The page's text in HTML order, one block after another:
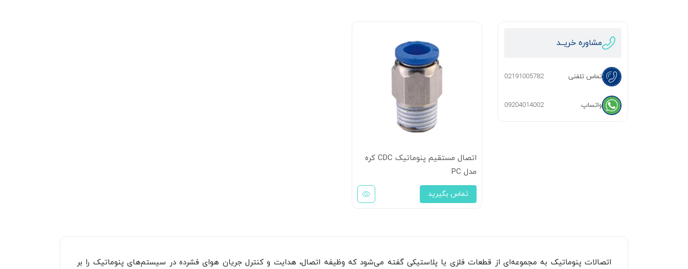
مشاوره خریــد
تماس تلفنی 02191005782
واتساپ 09204014002
اتصال مستقیم پنوماتیک CDC کره
مدل PC
تماس بگیرید
اتصالات پنوماتیک به مجموعه‌ای از قطعات فلزی یا پلاستیکی گفته می‌شود که وظیفه اتصال، هدایت و کنترل جریان هوای فشرده در سیستم‌های پنوماتیک را بر